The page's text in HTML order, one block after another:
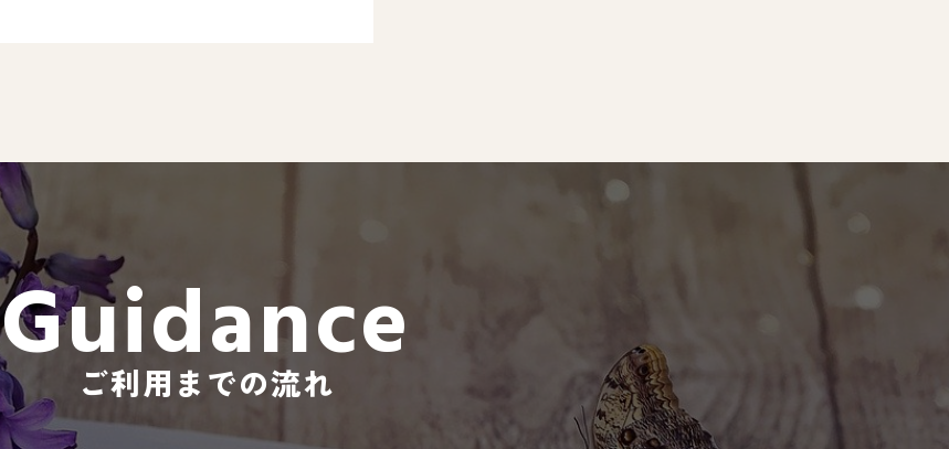
－ 春日事業所のブログ
－ 遠賀事業所のブログ
－ 東郷事業所のブログ
－ 鳥栖事業所のブログ
Guidance
ご利用までの流れ